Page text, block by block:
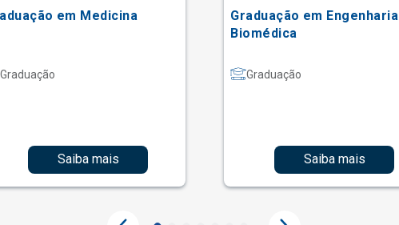
em Medicina
Graduação
Saiba mais
Graduação em Engenharia
Biomédica
Graduação
Saiba mais